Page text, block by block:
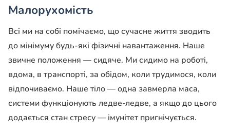
Малорухомість
Всі ми на собі помічаємо, що сучасне життя зводить
до мінімуму будь-які фізичні навантаження. Наше
звичне положення — сидяче. Ми сидимо на роботі,
вдома, в транспорті, за обідом, коли трудимося, коли
відпочиваємо. Наше тіло — одна завмерла маса,
системи функціонують ледве-ледве, а якщо до цього
додається стан стресу — імунітет пригнічується.